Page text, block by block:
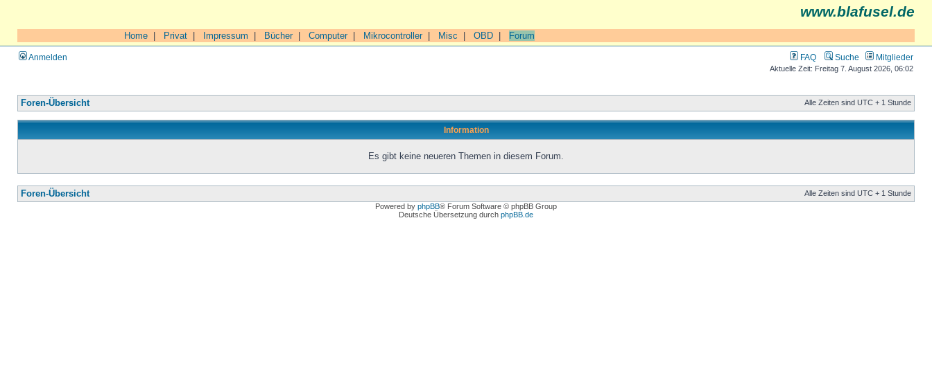
www.blafusel.de
Home Privat Impressum Bücher| Computer| Mikrocontroller| Misc OBD Forum
Anmelden FAQ Suche Mitglieder
Aktuelle Zeit: Freitag 7. August 2026, 06:02
Foren-Übersicht Alle Zeiten sind UTC + 1 Stunde
Information
Es gibt keine neueren Themen in diesem Forum.
Foren-Übersicht
Alle Zeiten sind UTC + 1 Stunde
Powered by phpBB® Forum Software © phpBB Group
Deutsche Übersetzung durch phpBB.de